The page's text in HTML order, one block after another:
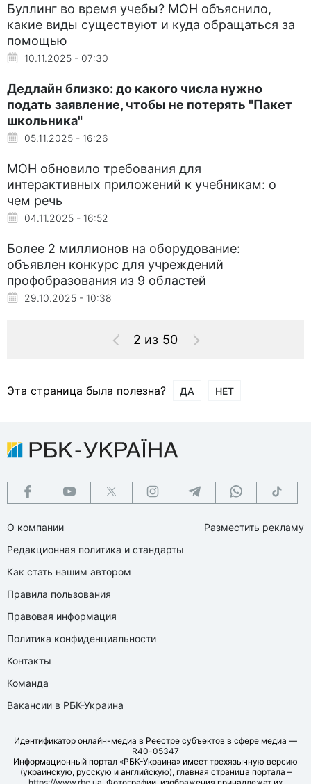
Буллинг во время учебы? МОН объяснило,
какие виды существуют и куда обращаться за
помощью
10.11.2025 - 07:30
Дедлайн близко: до какого числа нужно
подать заявление, чтобы не потерять "Пакет
школьника"
05.11.2025 - 16:26
МОН обновило требования для
интерактивных приложений к учебникам: о
чем речь
04.11.2025 - 16:52
Более 2 миллионов на оборудование:
объявлен конкурс для учреждений
профобразования из 9 областей
29.10.2025 - 10:38
2 из 50
Эта страница была полезна? ДА НЕТ
О компании
Редакционная политика и стандарты
Как стать нашим автором
Правила пользования
Правовая информация
Политика конфиденциальности
Контакты
Команда
Вакансии в РБК-Украина
Разместить рекламу
Идентификатор онлайн-медиа в Реестре субъектов в сфере медиа —
R40-05347
Информационный портал «РБК-Украина» имеет трехязычную версию
(украинскую, русскую и английскую), главная страница портала –